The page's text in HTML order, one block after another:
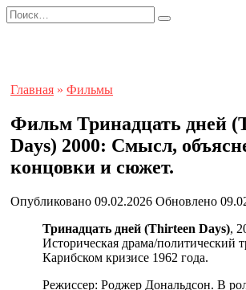
Перейти
к
Search
for:
Главная » Фильмы
Фильм Тринадцать дней
Days) 2000: Смысл,
концовки и сюжет.
Опубликовано 09.02.2026 Обновлено
Тринадцать дней (Thirteen Days),
Историческая драма/политический
Карибском кризисе 1962 года.
Режиссер: Роджер Дональдсон. В